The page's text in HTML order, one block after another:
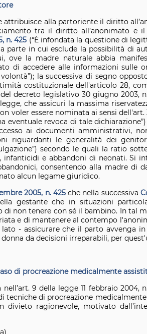
alla partoriente il diritto
tra il diritto all’anonimato
n. 425 (“È infondata la questione di
parte in cui esclude la possibilità di
ove la madre naturale abbia
di accedere alle informazioni sulle
la successiva di segno
costituzionale dell'articolo 28,
decreto legislativo 30 giugno 2003,
che assicuri la massima
voler essere nominata ai sensi dell'art.
eventuale revoca di tale
ai documenti amministrativi,
riguardanti le generalità dei
secondo le quali la ratio
infanticidi e abbandoni di neonati. Si
consentendo alla madre di
alcun legame giuridico.
2005, n. 425che nella successiva
gestante che in situazioni
di non tenere con sé il bambino. In tal
e di mantenere al contempo
- assicurare che il parto avvenga
da decisioni irreparabili, per
di procreazione medicalmente
9 della legge 11 febbraio 2004,
tecniche di procreazione
divieto ragionevole, motivato